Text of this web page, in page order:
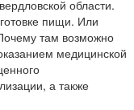
области.
пищи. Или
там возможно
медицинской
а также